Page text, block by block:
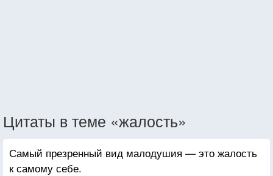
Цитаты в теме «жалость»
Самый презренный вид малодушия — это жалость
к самому себе.